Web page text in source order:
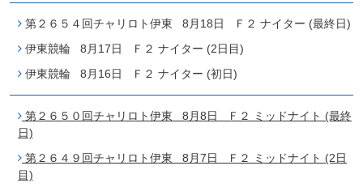
第２６５４回チャリロト伊東 8月18日 Ｆ２ ナイター (最終日)
伊東競輪 8月17日 Ｆ２ ナイター (2日目)
伊東競輪 8月16日 Ｆ２ ナイター (初日)
第２６５０回チャリロト伊東 8月8日 Ｆ２ ミッドナイト (最終
日)
第２６４９回チャリロト伊東 8月7日 Ｆ２ ミッドナイト (2日
目)